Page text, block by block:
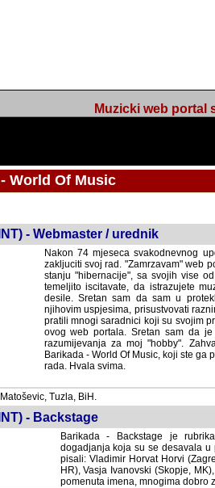
Muzicki web portal
World Of Music
- Webmaster / urednik
Nakon 74 mjeseca svakodnevnog
zakljuciti svoj rad. "Zamrzavam" web
stanju "hibernacije", sa svojih vise
temeljito iscitavate, da istrazujete
Sretan sam da sam u proteklom
uspjesima, prisustvovati raznim
mnogi saradnici koji su svojim
web portala. Sretan sam da je i
razumijevanja za moj "hobby".
Barikada - World Of Music, koji ste
rada. Hvala svima.
Tuzla, BiH.
- Backstage
Barikada - Backstage je
dogadjanja koja su se desavala
pisali: Vladimir Horvat Horvi
HR), Vasja Ivanovski (Skopje,
pomenuta imena, mnogima dobro